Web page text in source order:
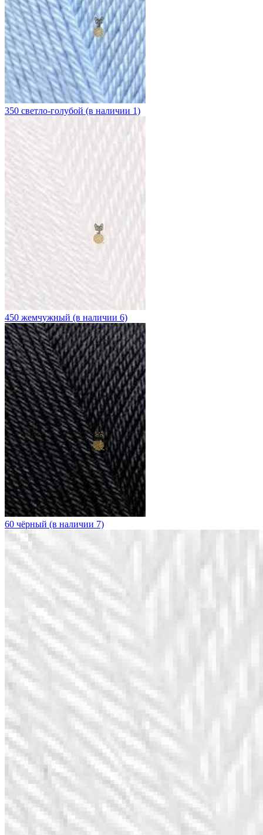
350 светло-голубой (в наличии 1)
450 жемчужный (в наличии 6)
60 чёрный (в наличии 7)